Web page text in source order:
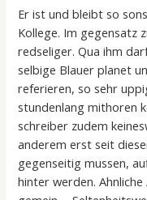
Er ist und bleibt so
Kollege. Im gegensatz
redseliger. Qua ihm
selbige Blauer planet
referieren, so sehr
stundenlang mithoren
schreiber zudem
anderem erst seit
gegenseitig mussen,
hinter werden.